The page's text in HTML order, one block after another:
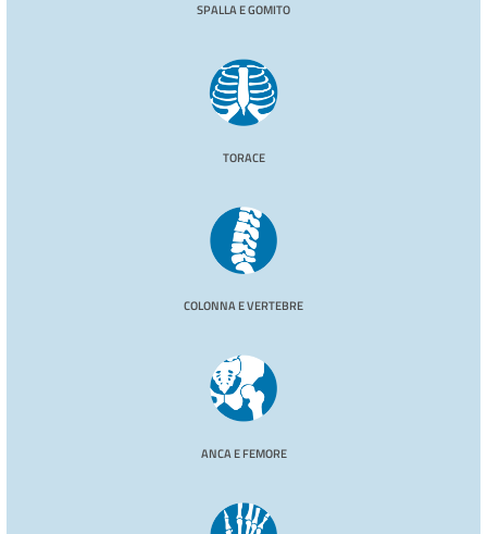
SPALLA E GOMITO
TORACE
COLONNA E VERTEBRE
ANCA E FEMORE